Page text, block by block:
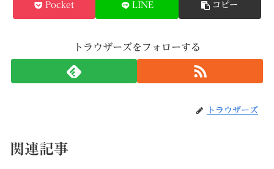
Pocket LINE コピー
トラウザーズをフォローする
トラウザーズ
関連記事